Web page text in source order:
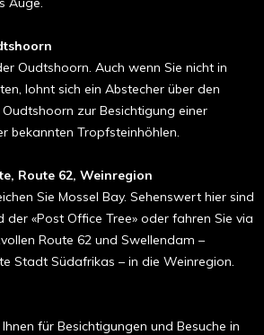
Oudtshoorn. Auch wenn Sie nicht in
lohnt sich ein Abstecher über den
zur Besichtigung einer
bekannten Tropf­steinhöhlen.
Route 62, Weinregion
Sie Mossel Bay. Sehenswert hier sind
der «Post Office Tree» oder fahren Sie via
Route 62 und Swellendam –
Stadt Südafrikas – in die Weinregion.
für Besichtigungen und Besuche in